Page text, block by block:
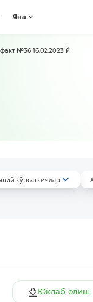
Яна
№36 16.02.2023 й
кўрсаткичлар
Юклаб олиш